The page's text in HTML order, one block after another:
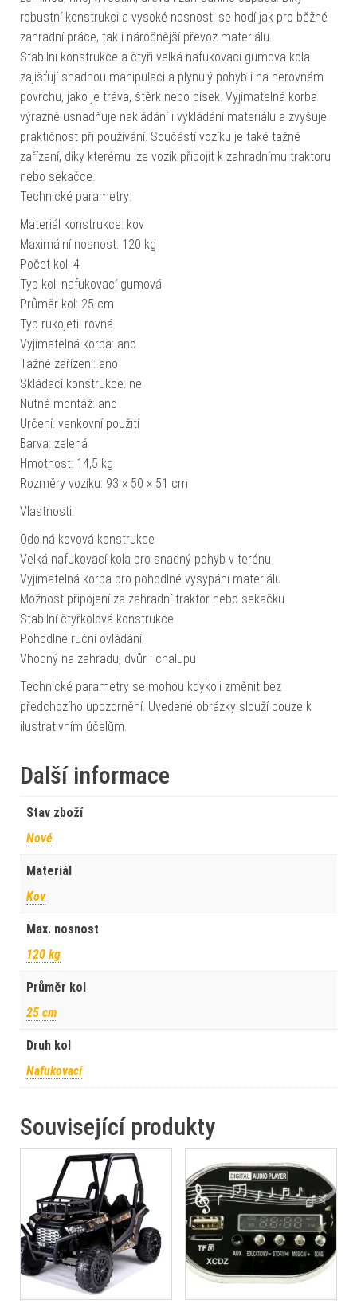
robustní konstrukci a vysoké nosnosti se hodí jak pro běžné
zahradní práce, tak i náročnější převoz materiálu.
Stabilní konstrukce a čtyři velká nafukovací gumová kola
zajišťují snadnou manipulaci a plynulý pohyb i na nerovném
povrchu, jako je tráva, štěrk nebo písek. Vyjímatelná korba
výrazně usnadňuje nakládání i vykládání materiálu a zvyšuje
praktičnost při používání. Součástí vozíku je také tažné
zařízení, díky kterému lze vozík připojit k zahradnímu traktoru
nebo sekačce.
Technické parametry:
Materiál konstrukce: kov
Maximální nosnost: 120 kg
Počet kol: 4
Typ kol: nafukovací gumová
Průměr kol: 25 cm
Typ rukojeti: rovná
Vyjímatelná korba: ano
Tažné zařízení: ano
Skládací konstrukce: ne
Nutná montáž: ano
Určení: venkovní použití
Barva: zelená
Hmotnost: 14,5 kg
Rozměry vozíku: 93 × 50 × 51 cm
Vlastnosti:
Odolná kovová konstrukce
Velká nafukovací kola pro snadný pohyb v terénu
Vyjímatelná korba pro pohodlné vysypání materiálu
Možnost připojení za zahradní traktor nebo sekačku
Stabilní čtyřkolová konstrukce
Pohodlné ruční ovládání
Vhodný na zahradu, dvůr i chalupu
Technické parametry se mohou kdykoli změnit bez
předchozího upozornění. Uvedené obrázky slouží pouze k
ilustrativním účelům.
Další informace
Stav zboží
Nové
Materiál
Kov
Max. nosnost
120 kg
Průměr kol
25 cm
Druh kol
Nafukovací
Související produkty